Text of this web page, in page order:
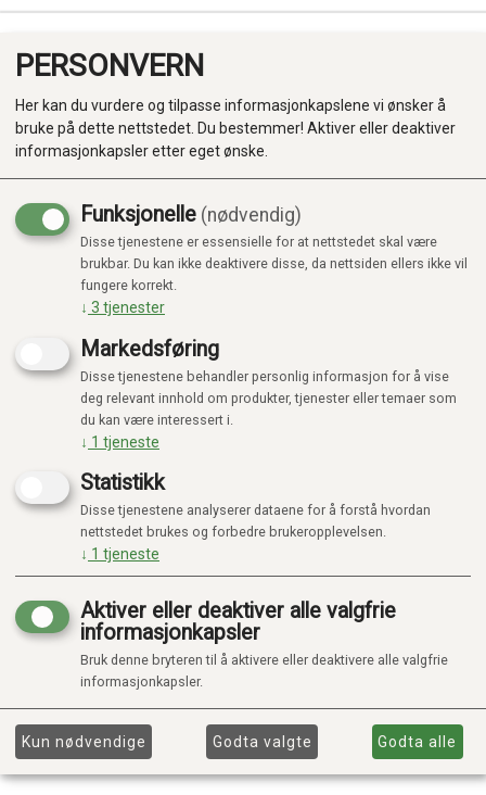
Produkter
Kategorier
KUNNE IKKE FINNE PRODUKTET
PERSONVERN
Her kan du vurdere og tilpasse informasjonkapslene vi ønsker å
bruke på dette nettstedet. Du bestemmer! Aktiver eller deaktiver
informasjonkapsler etter eget ønske.
Funksjonelle (nødvendig)
Disse tjenestene er essensielle for at nettstedet skal være
brukbar. Du kan ikke deaktivere disse, da nettsiden ellers ikke vil
fungere korrekt.
↓ 3 tjenester
Markedsføring
Disse tjenestene behandler personlig informasjon for å vise
deg relevant innhold om produkter, tjenester eller temaer som
du kan være interessert i.
↓ 1 tjeneste
Statistikk
Disse tjenestene analyserer dataene for å forstå hvordan
nettstedet brukes og forbedre brukeropplevelsen.
↓ 1 tjeneste
Aktiver eller deaktiver alle valgfrie
informasjonkapsler
Bruk denne bryteren til å aktivere eller deaktivere alle valgfrie
informasjonkapsler.
Kun nødvendige Godta valgte Godta alle